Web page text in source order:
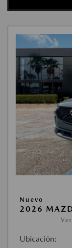
Nuevo
2026
Ubicación: